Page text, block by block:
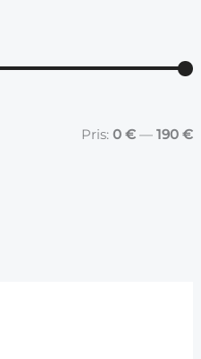
				Pris:
0 € — 190 €